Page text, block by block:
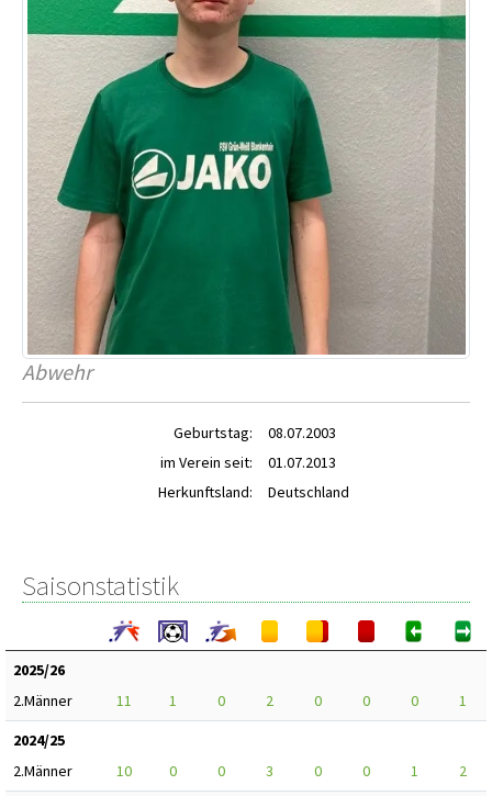
Abwehr
Geburtstag:
08.07.2003
im Verein seit:
01.07.2013
Herkunftsland:
Deutschland
Saisonstatistik
2025/26
2.Männer
11 1 0 2 0 0 0
1
2024/25
2.Männer
10 0 0 3 0 0 1
2